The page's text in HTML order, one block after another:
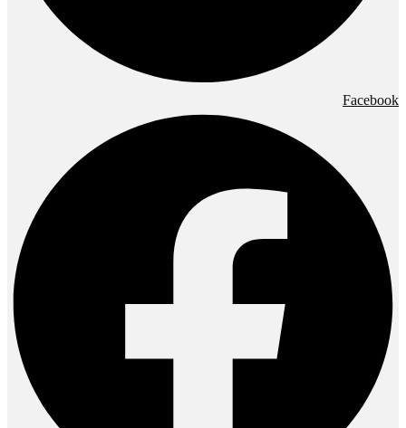
Facebook